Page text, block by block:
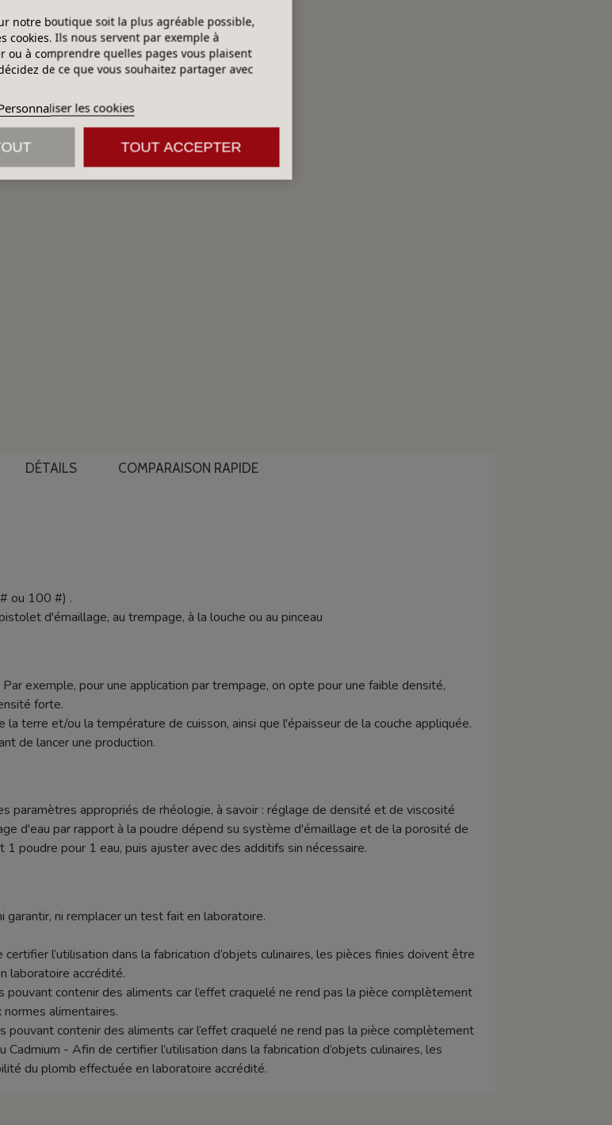
DÉTAILS COMPARAISON RAPIDE
ou 100 #) .
d'émaillage, au trempage, à la louche ou au pinceau
exemple, pour une application par trempage, on opte pour une faible densité,
forte.
terre et/ou la température de cuisson, ainsi que l'épaisseur de la couche appliquée.
de lancer une production.
paramètres appropriés de rhéologie, à savoir : réglage de densité et de viscosité
d'eau par rapport à la poudre dépend su système d'émaillage et de la porosité de
poudre pour 1 eau, puis ajuster avec des additifs sin nécessaire.
ni remplacer un test fait en laboratoire.
l’utilisation dans la fabrication d’objets culinaires, les pièces finies doivent être
laboratoire accrédité.
contenir des aliments car l’effet craquelé ne rend pas la pièce complètement
alimentaires.
pouvant contenir des aliments car l’effet craquelé ne rend pas la pièce complètement
- Afin de certifier l’utilisation dans la fabrication d’objets culinaires, les
du plomb effectuée en laboratoire accrédité.
notre boutique soit la plus agréable possible,
cookies. Ils nous servent par exemple à
ou à comprendre quelles pages vous plaisent
de ce que vous souhaitez partager avec
les cookies
TOUT ACCEPTER